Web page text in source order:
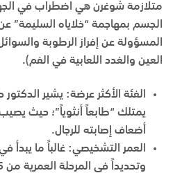
متلازمة شوغرن هي اضطراب في
الجسم بمهاجمة “خلاياه السليمة”
المسؤولة عن إفراز الرطوبة
العين والغدد اللعابية في الفم).
الفئة الأكثر عرضة: يشير الدكتور
أضعاف إصابته للرجال.
العمر التشخيصي: غالباً ما يبدأ
وتحديداً في المرحلة العمرية من